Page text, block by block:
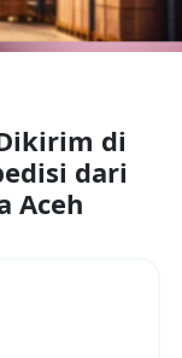
di
dari
Aceh